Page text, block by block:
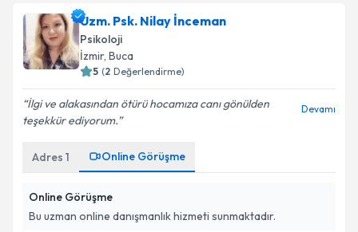
Uzm. Psk. Nilay İnceman
Psikoloji
İzmir, Buca
5 (2 Değerlendirme)
İlgi ve alakasından ötürü hocamıza canı gönülden
teşekkür ediyorum.
Devamı
Adres 1 Online Görüşme
Online Görüşme
Bu uzman online danışmanlık hizmeti sunmaktadır.